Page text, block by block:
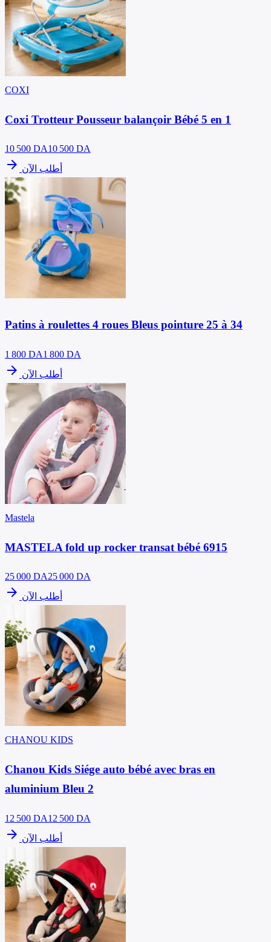
COXI
Coxi Trotteur Pousseur balançoir Bébé 5 en 1
10 500 DA10 500 DA
arrow_forward أطلب الآن
Patins à roulettes 4 roues Bleus pointure 25 à 34
1 800 DA1 800 DA
arrow_forward أطلب الآن
Mastela
MASTELA fold up rocker transat bébé 6915
25 000 DA25 000 DA
arrow_forward أطلب الآن
CHANOU KIDS
Chanou Kids Siége auto bébé avec bras en
aluminium Bleu 2
12 500 DA12 500 DA
arrow_forward أطلب الآن